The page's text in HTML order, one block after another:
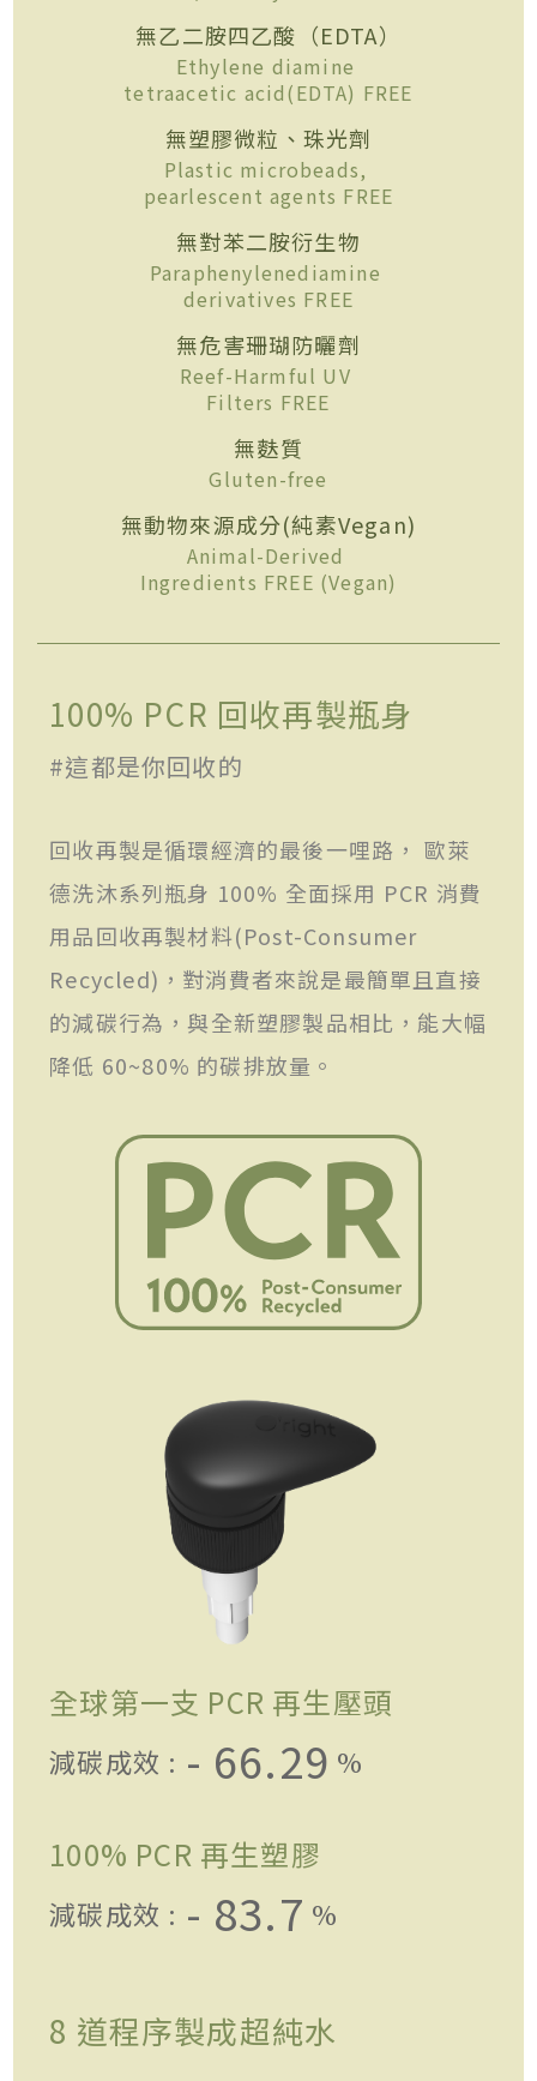
無乙二胺四乙酸（EDTA）
Ethylene diamine
tetraacetic acid(EDTA) FREE
無塑膠微粒、珠光劑
Plastic microbeads,
pearlescent agents FREE
無對苯二胺衍生物
Paraphenylenediamine
derivatives FREE
無危害珊瑚防曬劑
Reef-Harmful UV
Filters FREE
無麩質
Gluten-free
無動物來源成分(純素Vegan)
Animal-Derived
Ingredients FREE (Vegan)
100% PCR 回收再製瓶身
#這都是你回收的
回收再製是循環經濟的最後一哩路， 歐萊
德洗沐系列瓶身 100% 全面採用 PCR 消費
用品回收再製材料(Post-Consumer
Recycled)，對消費者來說是最簡單且直接
的減碳行為，與全新塑膠製品相比，能大幅
降低 60~80% 的碳排放量。
全球第一支 PCR 再生壓頭
減碳成效 : - 66.29 %
100% PCR 再生塑膠
減碳成效 : - 83.7 %
8 道程序製成超純水